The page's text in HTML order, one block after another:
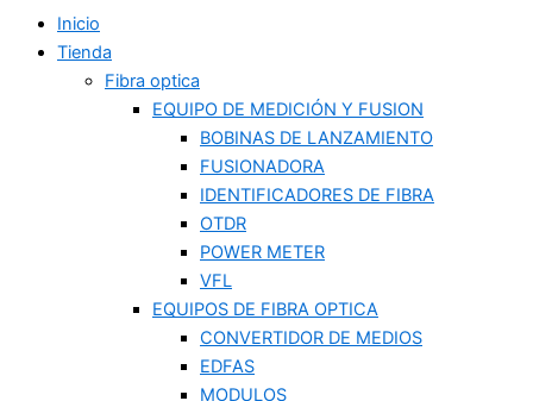
Inicio
Tienda
Fibra optica
EQUIPO DE MEDICIÓN Y FUSION
BOBINAS DE LANZAMIENTO
FUSIONADORA
IDENTIFICADORES DE FIBRA
OTDR
POWER METER
VFL
EQUIPOS DE FIBRA OPTICA
CONVERTIDOR DE MEDIOS
EDFAS
MODULOS